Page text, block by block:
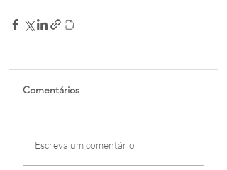
Comentários
Escreva um comentário